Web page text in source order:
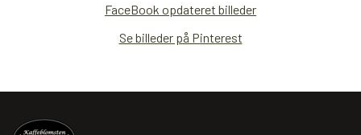
FaceBook opdateret billeder
Se billeder på Pinterest